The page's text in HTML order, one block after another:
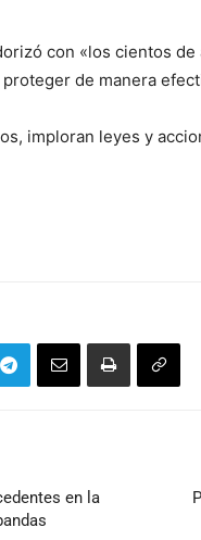
con «los cientos
de manera
imploran leyes y
en la